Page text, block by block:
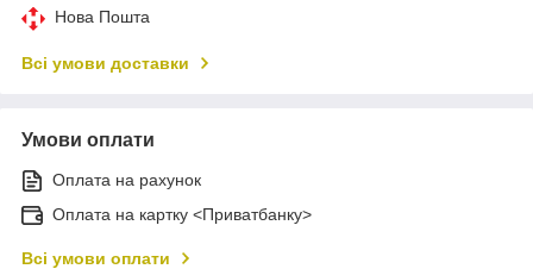
Нова Пошта
Всі умови доставки
Умови оплати
Оплата на рахунок
Оплата на картку <Приватбанку>
Всі умови оплати